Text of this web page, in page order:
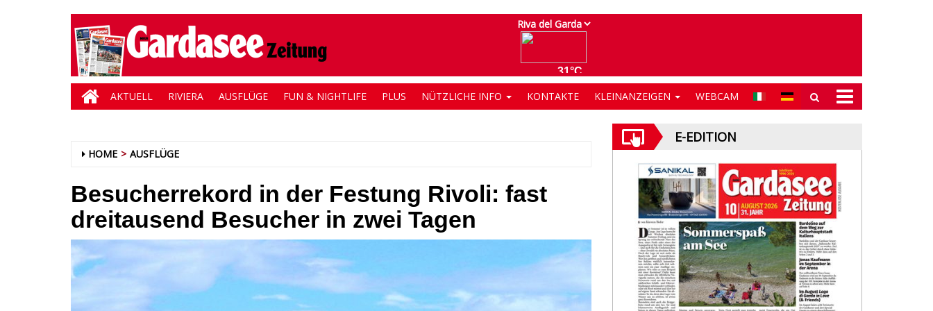
AKTUELL RIVIERA AUSFLÜGE FUN & NIGHTLIFE PLUS NÜTZLICHE INFO KONTAKTE KLEINANZEIGEN WEBCAM
HOME AUSFLÜGE
Besucherrekord in der Festung Rivoli: fast
dreitausend Besucher in zwei Tagen
E-EDITION